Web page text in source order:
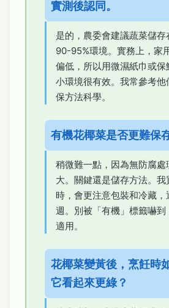
實測後認同。
是的，農委會建議蔬菜儲
90-95%環境。實務上，家
偏低，所以用微濕紙巾或
小環境很有效。我常參考
保方法科學。
有機花椰菜是否更難保
稍微難一點，因為無防腐處
大。關鍵還是儲存方法。
時，會更注意包裝和冷藏，
週。別被「有機」標籤嚇
適用。
花椰菜變黃後，烹飪時
它看起來更綠？